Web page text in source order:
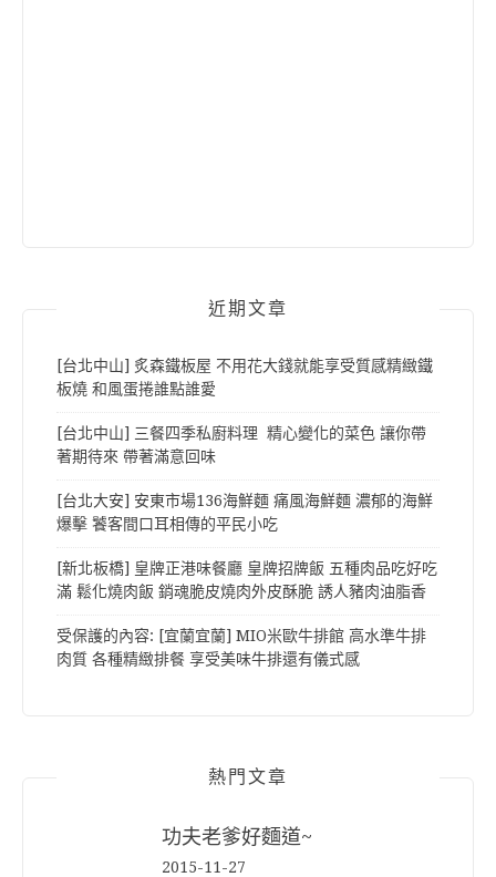
近期文章
[台北中山] 炙森鐵板屋 不用花大錢就能享受質感精緻鐵
板燒 和風蛋捲誰點誰愛
[台北中山] 三餐四季私廚料理 精心變化的菜色 讓你帶
著期待來 帶著滿意回味
[台北大安] 安東市場136海鮮麵 痛風海鮮麵 濃郁的海鮮
爆擊 饕客間口耳相傳的平民小吃
[新北板橋] 皇牌正港味餐廳 皇牌招牌飯 五種肉品吃好吃
滿 鬆化燒肉飯 銷魂脆皮燒肉外皮酥脆 誘人豬肉油脂香
受保護的內容: [宜蘭宜蘭] MIO米歐牛排館 高水準牛排
肉質 各種精緻排餐 享受美味牛排還有儀式感
熱門文章
功夫老爹好麵道~
2015-11-27